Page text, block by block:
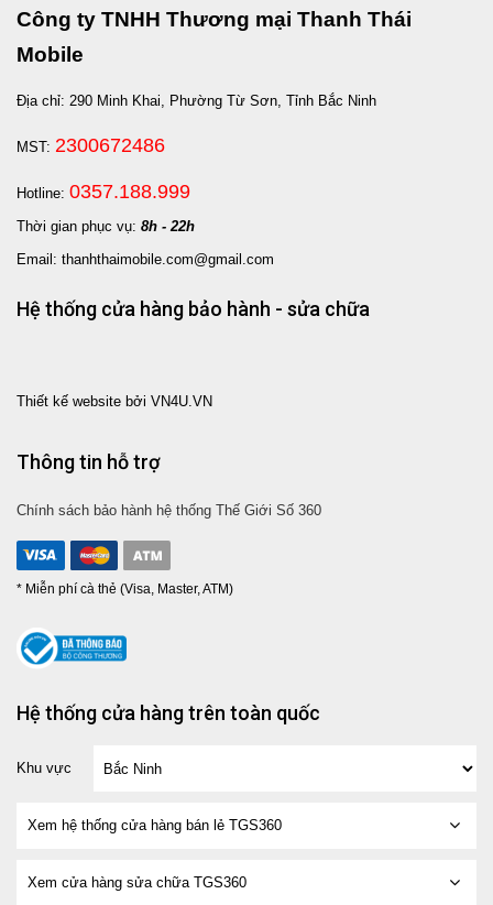
Công ty TNHH Thương mại Thanh Thái
Mobile
Địa chỉ: 290 Minh Khai, Phường Từ Sơn, Tỉnh Bắc Ninh
MST: 2300672486
Hotline: 0357.188.999
Thời gian phục vụ: 8h - 22h
Email: thanhthaimobile.com@gmail.com
Hệ thống cửa hàng bảo hành - sửa chữa
Thiết kế website bởi VN4U.VN
Thông tin hỗ trợ
Chính sách bảo hành hệ thống Thế Giới Số 360
* Miễn phí cà thẻ (Visa, Master, ATM)
Hệ thống cửa hàng trên toàn quốc
Khu vực
Xem hệ thống cửa hàng bán lẻ TGS360
Xem cửa hàng sửa chữa TGS360